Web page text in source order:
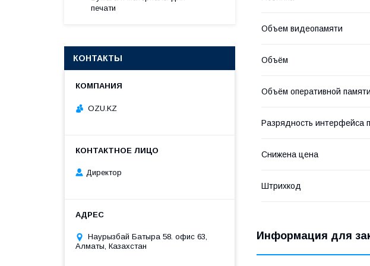
Объем видеопамяти
Объём
Объём оперативной памяти
Разрядность интерфейса
Снижена цена
Штрихкод
Информация для
печати
КОНТАКТЫ
OZU.KZ
Директор
Наурызбай Батыра 58. офис 63,
Алматы, Казахстан